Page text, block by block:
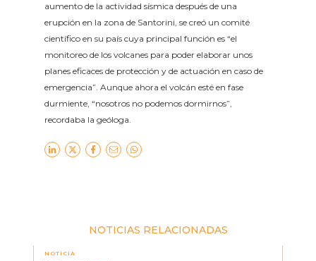
aumento de la actividad sísmica después de una
erupción en la zona de Santorini, se creó un comité
científico en su país cuya principal función es “el
monitoreo de los volcanes para poder elaborar unos
planes eficaces de protección y de actuación en caso de
emergencia”. Aunque ahora el volcán esté en fase
durmiente, “nosotros no podemos dormirnos”,
recordaba la geóloga.
NOTICIAS RELACIONADAS
NOTICIA